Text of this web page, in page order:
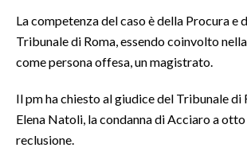
INSULARITÀ
ABBONATI
ANNUNCI
La competenza del caso è della Procura e
Tribunale di Roma, essendo coinvolto
come persona offesa, un magistrato.
Il pm ha chiesto al giudice del Tribunale di
Elena Natoli, la condanna di Acciaro a
reclusione.